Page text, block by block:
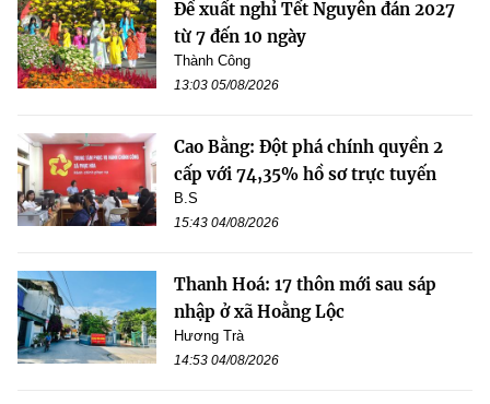
Đề xuất nghỉ Tết Nguyên đán 2027
từ 7 đến 10 ngày
Thành Công
13:03 05/08/2026
Cao Bằng: Đột phá chính quyền 2
cấp với 74,35% hồ sơ trực tuyến
B.S
15:43 04/08/2026
Thanh Hoá: 17 thôn mới sau sáp
nhập ở xã Hoằng Lộc
Hương Trà
14:53 04/08/2026